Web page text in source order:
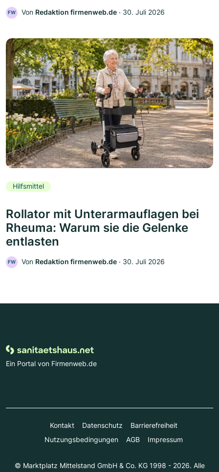
FW Von Redaktion firmenweb.de ‧ 30. Juli 2026
Hilfsmittel
Rollator mit Unterarmauflagen bei
Rheuma: Warum sie die Gelenke
entlasten
FW Von Redaktion firmenweb.de ‧ 30. Juli 2026
Ein Portal von Firmenweb.de
Kontakt Datenschutz
Barrierefreiheit
Nutzungsbedingungen
AGB Impressum
© Marktplatz Mittelstand GmbH & Co. KG 1998 - 2026. Alle